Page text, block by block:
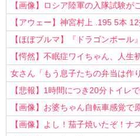
【画像】ロシア陸軍の入隊試験が
【アウェー】神宮村上 .195 5本
【ほぼブルマ】『ドラゴンボール
ン、クッソ可愛すぎるwwwwwww
【愕然】不眠症ワイちゃん、人
ｗｗｗｗ
女さん「もう息子たちの弁当は作
う知らない！」
【悲報】1時間につき20分トイレ
以上転職を重ねてしまう
【画像】お婆ちゃん自転車感覚
www
【画像】よし！茄子焼いたぞ！ナ